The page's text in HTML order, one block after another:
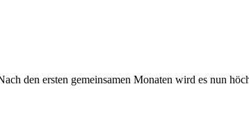
den ersten gemeinsamen Monaten wird es nun